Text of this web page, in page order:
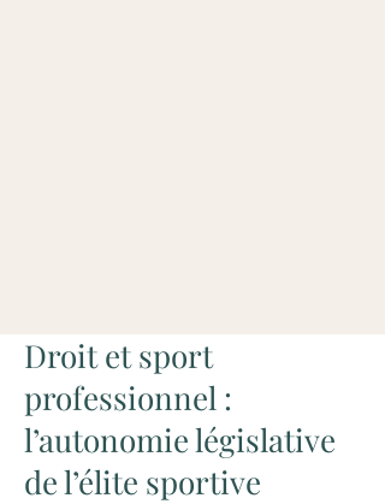
Droit et sport
professionnel :
l’autonomie législative
de l’élite sportive